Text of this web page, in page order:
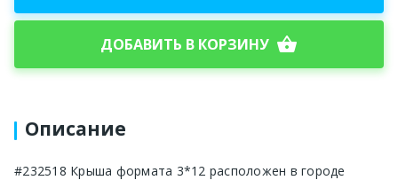
ДОБАВИТЬ В КОРЗИНУ shopping_basket
Описание
#232518 Крыша формата 3*12 расположен в городе